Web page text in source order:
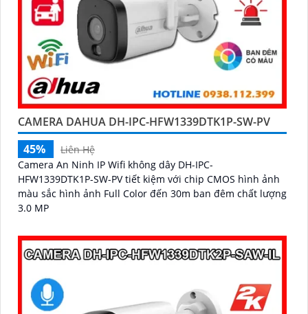
CAMERA DAHUA DH-IPC-HFW1339DTK1P-SW-PV
45%
Liên Hệ
Camera An Ninh IP Wifi không dây DH-IPC-
HFW1339DTK1P-SW-PV tiết kiệm với chip CMOS hình ảnh
màu sắc hình ảnh Full Color đến 30m ban đêm chất lượng
3.0 MP